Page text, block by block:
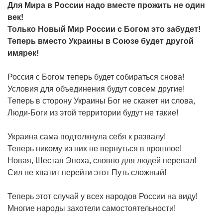
Для Мира в России надо вместе прожить не один
век!
Только Новый Мир России с Богом это забудет!
Теперь вместо Украины в Союзе будет другой
имярек!
Россия с Богом теперь будет собираться снова!
Условия для объединения будут совсем другие!
Теперь в сторону Украины Бог не скажет ни слова,
Люди-Боги из этой территории будут не такие!
Украина сама подтолкнула себя к развалу!
Теперь никому из них не вернуться в прошлое!
Новая, Шестая Эпоха, словно для людей перевал!
Сил не хватит перейти этот Путь сложный!
Теперь этот случай у всех народов России на виду!
Многие народы захотели самостоятельности!